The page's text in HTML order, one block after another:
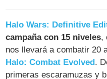
Halo Wars: Definitive
campaña con 15 niveles,
nos llevará a combatir 20
Halo: Combat Evolved.
primeras escaramuzas y